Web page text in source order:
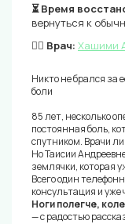
⏳ Время
вернуться к
👨‍⚕️ Врач: Хашими
Никто не брался за
боли
85 лет, несколько
постоянная боль,
спутником. Врачи
Но Таисии
землячки, которая
Всего один
консультация и уже
Ноги полегче,
— с радостью